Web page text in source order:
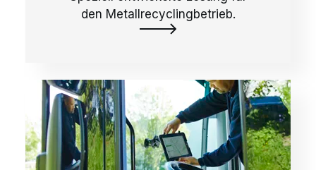
den Metallrecyclingbetrieb.